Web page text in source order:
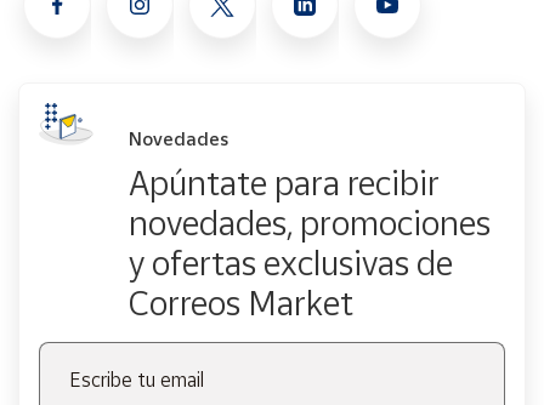
Novedades
Apúntate para recibir
novedades, promociones
y ofertas exclusivas de
Correos Market
Escribe tu email